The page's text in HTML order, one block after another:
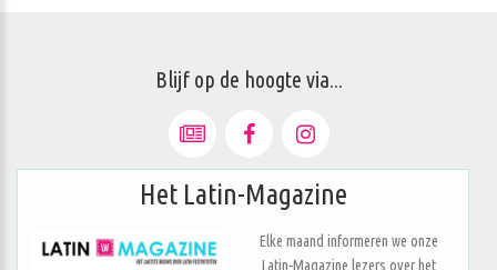
Blijf op de hoogte via...
Het Latin-Magazine
Elke maand informeren we onze
Latin-Magazine lezers over het